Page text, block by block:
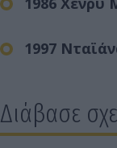
1997
Διάβασε